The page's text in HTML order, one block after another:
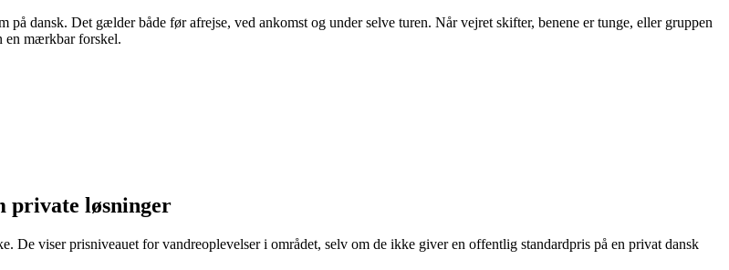
dansk. Det gælder både før afrejse, ved ankomst og under selve turen. Når vejret skifter, benene er tunge, eller gruppen
en mærkbar forskel.
private løsninger
viser prisniveauet for vandreoplevelser i området, selv om de ikke giver en offentlig standardpris på en privat dansk